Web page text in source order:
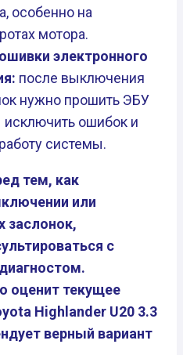
особенно на
мотора.
электронного
после выключения
нужно прошить ЭБУ
исключить ошибок и
системы.
тем, как
или
заслонок,
с
оценит текущее
Highlander U20 3.3
верный вариант